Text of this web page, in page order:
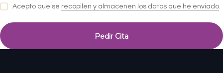
Acepto que se recopilen y almacenen los datos que he enviado.